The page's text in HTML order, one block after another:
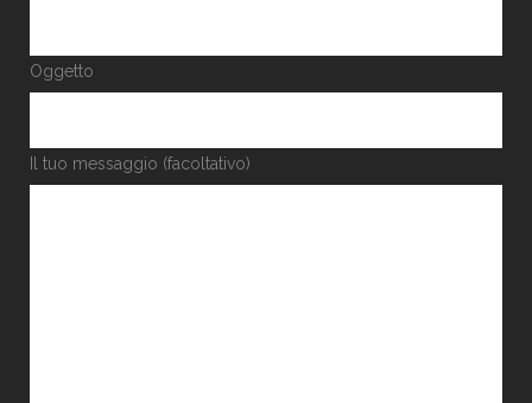
Oggetto
Il tuo messaggio (facoltativo)